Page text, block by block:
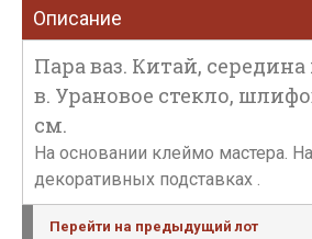
Описание
Пара ваз. Китай,
в. Урановое стекло,
см.
На основании клеймо мастера.
декоративных подставках .
Перейти на предыдущий лот